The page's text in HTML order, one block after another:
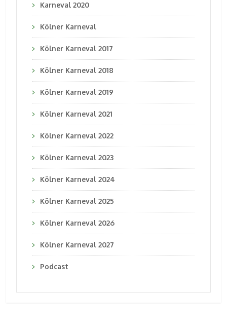
Karneval 2020
Kölner Karneval
Kölner Karneval 2017
Kölner Karneval 2018
Kölner Karneval 2019
Kölner Karneval 2021
Kölner Karneval 2022
Kölner Karneval 2023
Kölner Karneval 2024
Kölner Karneval 2025
Kölner Karneval 2026
Kölner Karneval 2027
Podcast